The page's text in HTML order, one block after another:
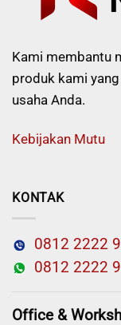
Kami membantu
produk kami
usaha Anda.
Kebijakan Mutu
KONTAK
0812 2222
0812 2222
Office &